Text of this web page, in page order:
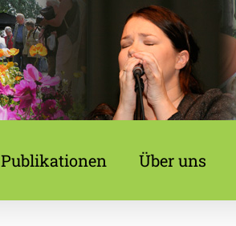
Publikationen Über uns